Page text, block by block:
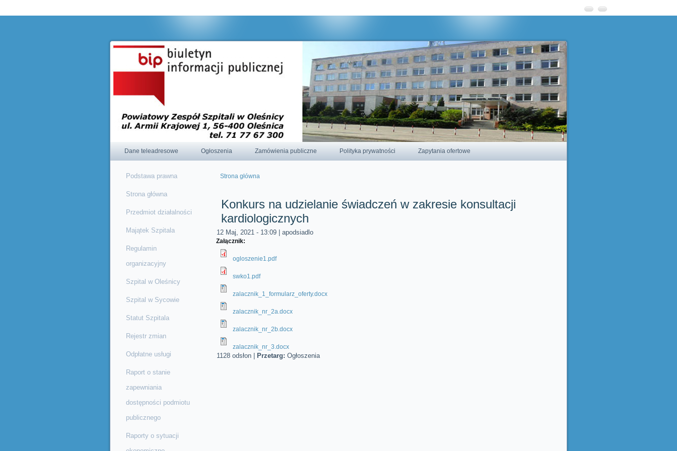
Dane teleadresowe Ogłoszenia Zamówienia publiczne Polityka prywatności Zapytania ofertowe
Podstawa prawna
Strona główna
Przedmiot działalności
Majątek Szpitala
Regulamin
organizacyjny
Szpital w Oleśnicy
Szpital w Sycowie
Statut Szpitala
Rejestr zmian
Odpłatne usługi
Raport o stanie
zapewniania
dostępności podmiotu
publicznego
Raporty o sytuacji
Strona główna
Konkurs na udzielanie świadczeń w zakresie konsultacji
kardiologicznych
12 Maj, 2021 - 13:09 apodsiadlo
Załącznik:
ogloszenie1.pdf
swko1.pdf
zalacznik_1_formularz_oferty.docx
zalacznik_nr_2a.docx
zalacznik_nr_2b.docx
zalacznik_nr_3.docx
1128 odsłon Przetarg: Ogłoszenia